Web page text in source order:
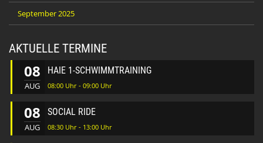
September 2025
AKTUELLE TERMINE
08
AUG
HAIE 1-SCHWIMMTRAINING
08:00 Uhr - 09:00 Uhr
08
AUG
SOCIAL RIDE
08:30 Uhr - 13:00 Uhr